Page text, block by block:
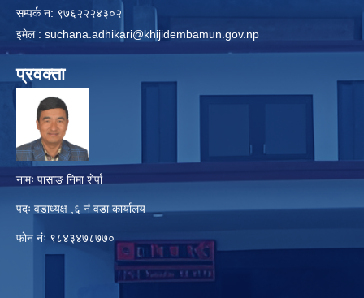
सम्पर्क न: ९७६२२२४३०२
इमेल : suchana.adhikari@khijidembamun.gov.np
प्रवक्ता
नामः पासाङ निमा शेर्पा
पदः वडाध्यक्ष ,६ नं वडा कार्यालय
फाेन नंः ९८४३४७८७७०